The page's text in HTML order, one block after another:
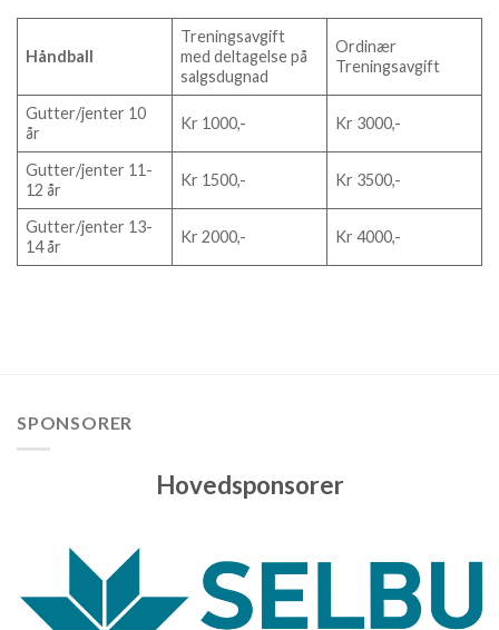
Håndball
Treningsavgift
med deltagelse på
salgsdugnad
Ordinær
Treningsavgift
Gutter/jenter 10
år
Kr 1000,- Kr 3000,-
Gutter/jenter 11-
12 år
Kr 1500,- Kr 3500,-
Gutter/jenter 13-
14 år
Kr 2000,- Kr 4000,-
SPONSORER
Hovedsponsorer